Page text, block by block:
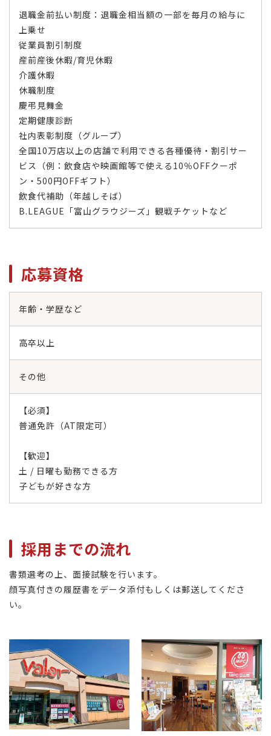
退職金前払い制度：退職金相当額の一部を毎月の給与に
上乗せ
従業員割引制度
産前産後休暇/育児休暇
介護休暇
休職制度
慶弔見舞金
定期健康診断
社内表彰制度（グループ）
全国10万店以上の店舗で利用できる各種優待・割引サー
ビス（例：飲食店や映画館等で使える10％OFFクーポ
ン・500円OFFギフト）
飲食代補助（年越しそば）
B.LEAGUE「富山グラウジーズ」観戦チケットなど
応募資格
年齢・学歴など
高卒以上
その他
【必須】
普通免許（AT限定可）
【歓迎】
土 / 日曜も勤務できる方
子どもが好きな方
採用までの流れ
書類選考の上、面接試験を行います。
顔写真付きの履歴書をデータ添付もしくは郵送してくださ
い。